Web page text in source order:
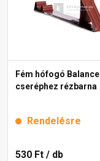
Fém hófogó Balance
cseréphez rézbarna
Rendelésre
530 Ft / db